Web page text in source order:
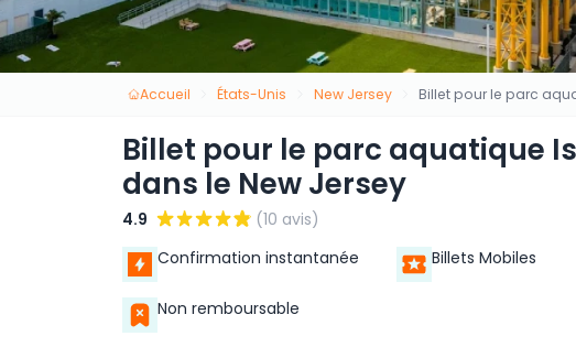
Accueil États-Unis New Jersey Billet pour le parc
Billet pour le parc aquatique
dans le New Jersey
4.9
(10 avis)
Confirmation instantanée
Billets Mobiles
Non remboursable